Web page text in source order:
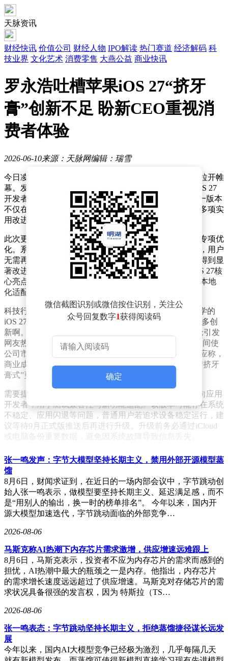
天脉资讯
财经快讯 价值公司 财经人物 IPO解读 热门赛道 经济解码 科
技业界 文化艺术 消费零售 大燕公益 商业快讯
罗永浩吐槽苹果iOS 27“挤牙
膏”创新不足 盼新CEO重视消
费者体验
2026-06-10来源：天脉网编辑：瑞雪
今日凌晨，备受瞩目的2026年苹果全球开发者大会正式拉开帷
幕。发布会结束后，苹果迅速向开发者推送了iOS/iPadOS 27
开发者预览版Beta 1更新，内部版本号为24A5355q。这一版本
不仅在全球范围内引发关注，对中国用户而言也带来了多项实
用改进。
此次更新中，苹果首次针对中国大陆用户的需求进行了专项优
化。系统补足了长期以来被诟病的节假日调休闹钟功能，用户
无需再手动设置特殊日期的提醒。同时，中文输入法也得到显
著改进，输入效率与准确性进一步提升。不过，作为iOS 27核
心亮点的Siri AI和新一代Apple智能功能，因相关法规与本地
化适配问题，暂未在中国大陆地区开放使用。
科技行业人士罗永浩在社交平台转发了博主@李大锤同学的
iOS 27上手体验视频，并评论称：“哇，哇靠，哇塞，好多创
新啊。赶紧退休吧，希望新的CEO别再这样了。”此言论引发
网友热议，部分用户认为苹果现任CEO蒂姆·库克在任期间使
公司市值增长十余倍，堪称商业典范。对此，罗永浩回应称，
商业成就与消费者体验是两回事，他批评苹果长期通过“挤牙
膏式”更新获取利润，忽视了用户对突破性创新的需求。
需要提醒的是，当前推送的iOS 27开发者预览版主要面向应用
开发者，用于测试兼容性与新功能适配。该版本可能存在系统
不稳定、应用闪退等问题，普通用户若追求设备稳定运行，建
议等待9月正式版推送后再进行升级。升级前务必通过iCloud
或电脑备份重要数据，避免因系统故障导致信息丢失。
微信截图识别或微信按住识别，关注公
众号回复数字1获得阅读码
确定
张一鸣发声：字节大模型坚持长期主义，禁用外部开源模型蒸
馏
8月6日，财闻求证到，在近日的一场内部会议中，字节跳动创
始人张一鸣表示，做模型要坚持长期主义、延迟满足感，而不
是“用别人的输出，换一时的榜单排名”。 今年以来，国内开
源大模型加速迭代，字节跳动面临的外部竞争…
2026-08-06
马斯克称AI热潮下内存芯片需求激增，供应增速远难跟上
8月6日，马斯克表示，投资者不应为内存芯片的需求而感到的
担忧，AI热潮中最大的瓶颈之一是内存。他指出，内存芯片
的需求增长速度远远超过了供应增速。马斯克对存储芯片的需
求状况具备很强的发言权，因为 特斯拉（TS…
2026-08-06
张一鸣表态：字节跳动坚持长期主义，拒绝蒸馏捷径谋长远发
展
今年以来，国内AI大模型竞争已经极为激烈，几乎每隔几天